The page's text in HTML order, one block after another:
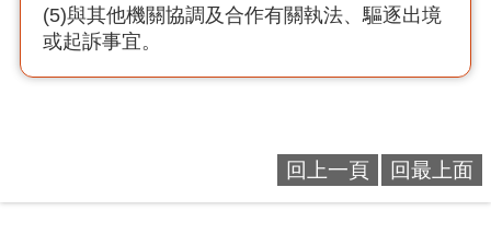
(5)與其他機關協調及合作有關執法、驅逐出境
或起訴事宜。
回上一頁 回最上面